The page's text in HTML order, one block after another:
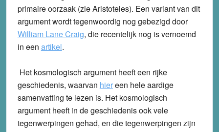
primaire oorzaak (zie Aristoteles). Een variant van dit
argument wordt tegenwoordig nog gebezigd door
William Lane Craig, die recentelijk nog is vernoemd
in een artikel.
Het kosmologisch argument heeft een rijke
geschiedenis, waarvan hiereen hele aardige
samenvatting te lezen is. Het kosmologisch
argument heeft in de geschiedenis ook vele
tegenwerpingen gehad, en die tegenwerpingen zijn